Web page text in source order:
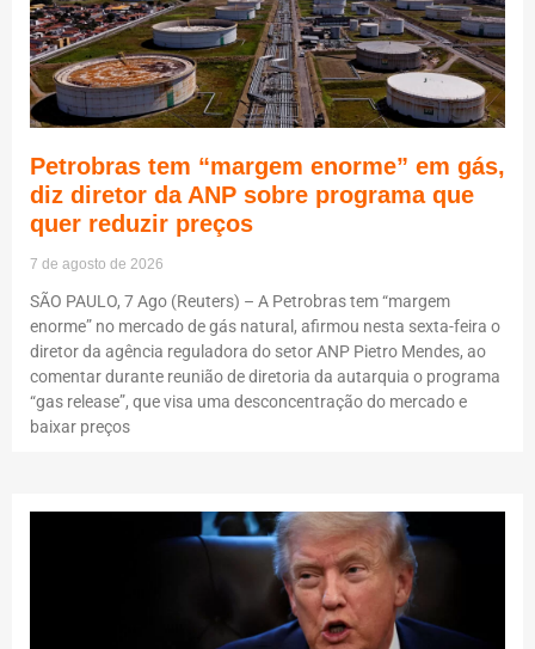
Petrobras tem “margem enorme” em gás,
diz diretor da ANP sobre programa que
quer reduzir preços
7 de agosto de 2026
SÃO PAULO, 7 Ago (Reuters) – A Petrobras tem “margem
enorme” no mercado de gás natural, afirmou nesta sexta-feira o
diretor da agência reguladora do setor ANP Pietro Mendes, ao
comentar durante reunião de diretoria da autarquia o programa
“gas release”, que visa uma desconcentração do mercado e
baixar preços